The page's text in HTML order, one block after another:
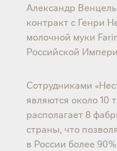
Александр
контракт с Генри
молочной муки
Российской
Сотрудниками
являются около 10
располагает 8
страны, что
в России более